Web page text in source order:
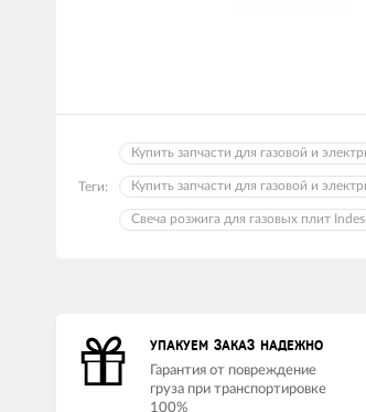
Теги:
Купить запчасти для газовой и
Купить запчасти для газовой и
Свеча розжига для газовых плит
УПАКУЕМ ЗАКАЗ НАДЕЖНО
Гарантия от повреждение
груза при транспортировке
100%